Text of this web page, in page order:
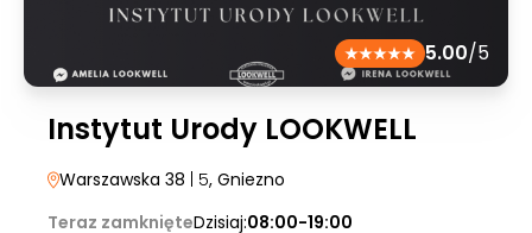
5.00/5
Instytut Urody LOOKWELL
Warszawska 38 | 5, Gniezno
Teraz zamknięteDzisiaj:08:00-19:00